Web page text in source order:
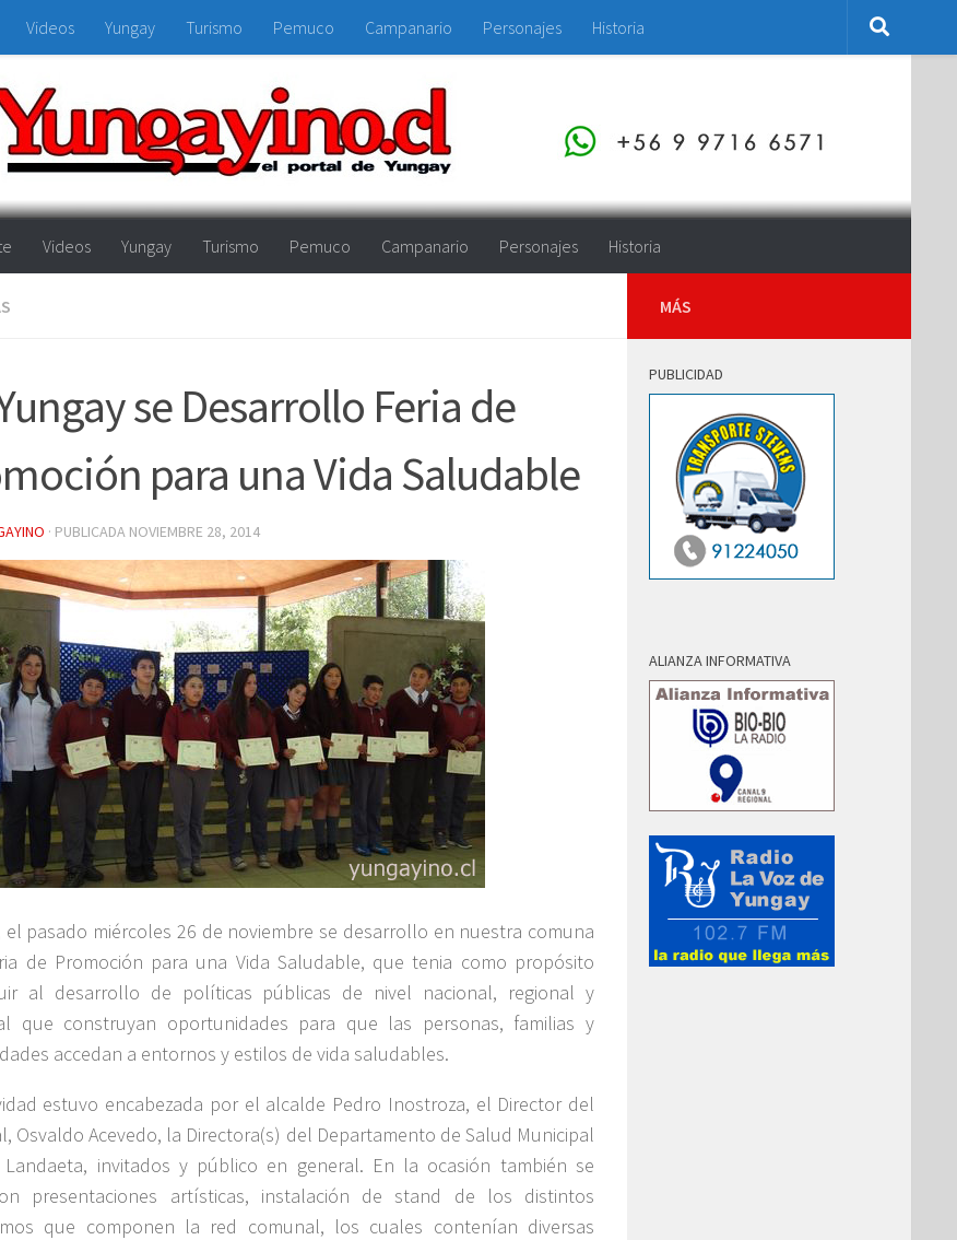
Videos Yungay Turismo Pemuco Campanario Personajes Historia
Videos Yungay Turismo Pemuco Campanario Personajes Historia
se Desarrollo Feria de
para una Vida Saludable
· PUBLICADA NOVIEMBRE 28, 2014
el pasado miércoles 26 de noviembre se desarrollo en nuestra comuna
de Promoción para una Vida Saludable, que tenia como propósito
al desarrollo de políticas públicas de nivel nacional, regional y
que construyan oportunidades para que las personas, familias y
accedan a entornos y estilos de vida saludables.
estuvo encabezada por el alcalde Pedro Inostroza, el Director del
Osvaldo Acevedo, la Directora(s) del Departamento de Salud Municipal
Landaeta, invitados y público en general. En la ocasión también se
presentaciones artísticas, instalación de stand de los distintos
que componen la red comunal, los cuales contenían diversas
MÁS
PUBLICIDAD
ALIANZA INFORMATIVA